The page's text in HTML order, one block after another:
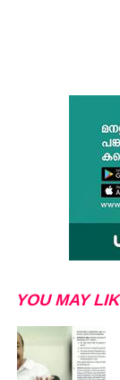
YOU MAY